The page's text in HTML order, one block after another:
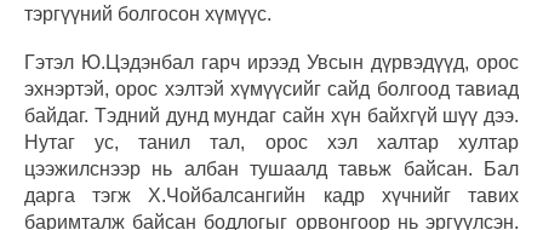
тэргүүний болгосон хүмүүс.
Гэтэл Ю.Цэдэнбал гарч ирээд Увсын дүрвэдүүд, орос
эхнэртэй, орос хэлтэй хүмүүсийг сайд болгоод тавиад
байдаг. Тэдний дунд мундаг сайн хүн байхгүй шүү дээ.
Нутаг ус, танил тал, орос хэл халтар хултар
цээжилснээр нь албан тушаалд тавьж байсан. Бал
дарга тэгж Х.Чойбалсангийн кадр хүчнийг тавих
баримталж байсан бодлогыг орвонгоор нь эргүүлсэн.